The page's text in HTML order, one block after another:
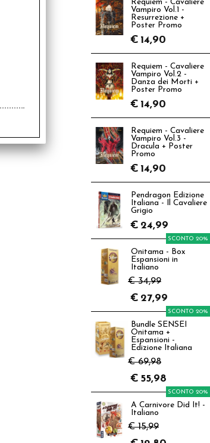
Requiem - Cavaliere
Vampiro Vol.1 -
Resurrezione +
Poster Promo
€ 14,90
Requiem - Cavaliere
Vampiro Vol.2 -
Danza dei Morti +
Poster Promo
€ 14,90
Requiem - Cavaliere
Vampiro Vol.3 -
Dracula + Poster
Promo
€ 14,90
Pendragon Edizione
Italiana - Il Cavaliere
Grigio
€ 24,99
Onitama - Box
Espansioni in
Italiano
€ 34,99
SCONTO 20%
€ 27,99
Bundle SENSEI
Onitama +
Espansioni -
Edizione Italiana
€ 69,98
SCONTO 20%
€ 55,98
A Carnivore Did It! -
Italiano
€ 15,99
SCONTO 20%